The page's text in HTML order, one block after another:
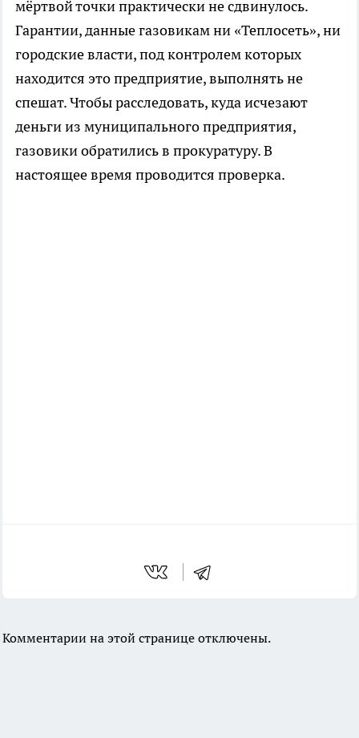
мёртвой точки практически не сдвинулось.
Гарантии, данные газовикам ни «Теплосеть», ни
городские власти, под контролем которых
находится это предприятие, выполнять не
спешат. Чтобы расследовать, куда исчезают
деньги из муниципального предприятия,
газовики обратились в прокуратуру. В
настоящее время проводится проверка.
Комментарии на этой странице отключены.